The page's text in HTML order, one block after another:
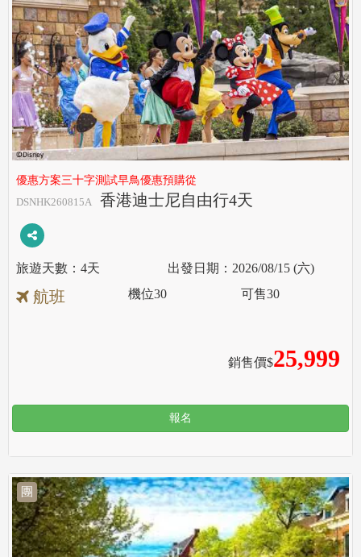
優惠方案三十字測試早鳥優惠預購從
DSNHK260815A
香港迪士尼自由行4天
4天 2026/08/15 (六)
航班
銷售價$25,999
機位30 可售30
報名
團